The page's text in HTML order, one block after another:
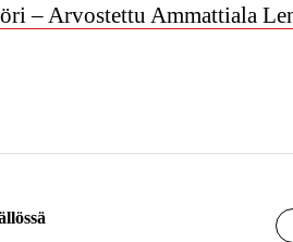
– Arvostettu Ammattiala